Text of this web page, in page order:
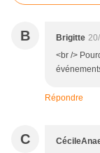
B Brigitte
<br />
Répondre
C